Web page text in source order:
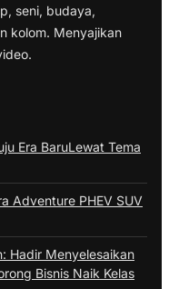
seni, budaya,
kolom. Menyajikan
Era BaruLewat Tema
Adventure PHEV SUV
Hadir Menyelesaikan
Bisnis Naik Kelas